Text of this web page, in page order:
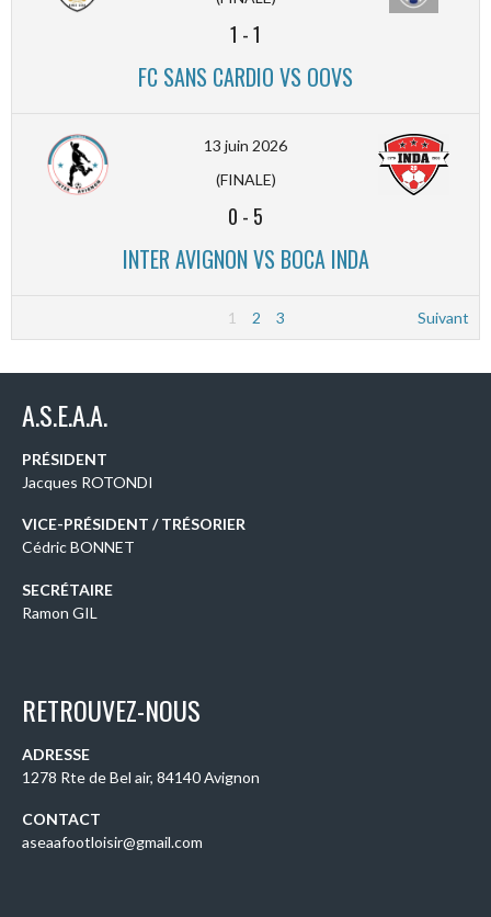
1 -1
FC SANS CARDIO VS OOVS
13 juin 2026
(FINALE)
0 - 5
INTER AVIGNON VS BOCA INDA
1 2 3 Suivant
A.S.E.A.A.
PRÉSIDENT
Jacques ROTONDI
VICE-PRÉSIDENT / TRÉSORIER
Cédric BONNET
SECRÉTAIRE
Ramon GIL
RETROUVEZ-NOUS
ADRESSE
1278 Rte de Bel air, 84140 Avignon
CONTACT
aseaafootloisir@gmail.com